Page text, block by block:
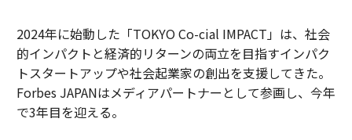
2024年に始動した「TOKYO Co-cial IMPACT」は、社会
的インパクトと経済的リターンの両立を目指すインパク
トスタートアップや社会起業家の創出を支援してきた。
Forbes JAPANはメディアパートナーとして参画し、今年
で3年目を迎える。